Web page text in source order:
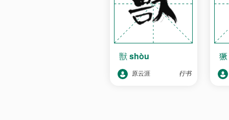
獣shòu
原云涯 行书
獗